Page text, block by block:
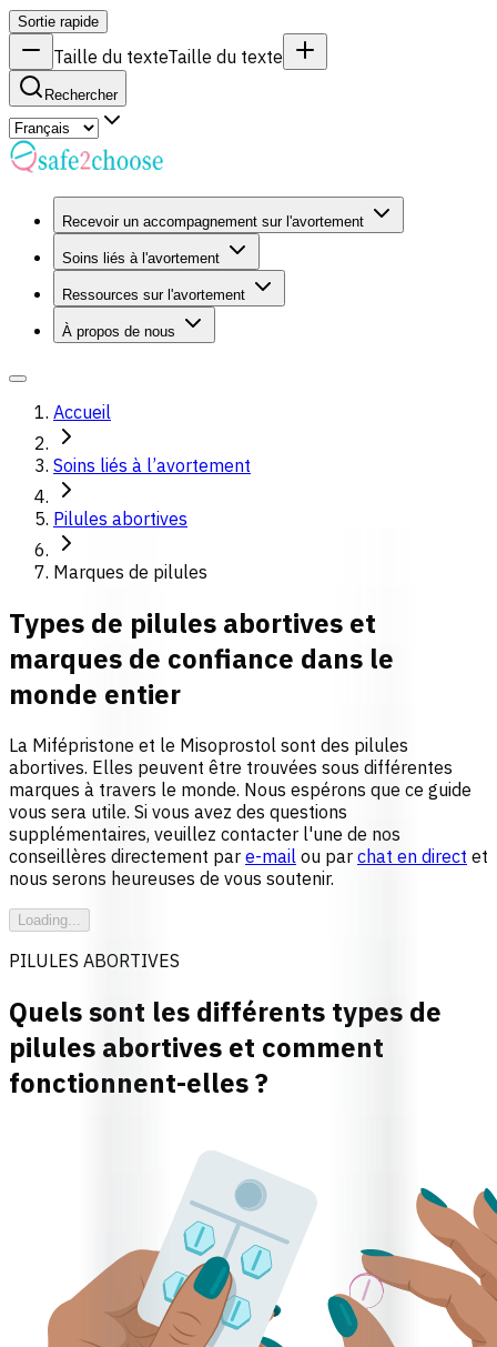
Sortie rapide
Taille du texteTaille du texte
Rechercher
Recevoir un accompagnement sur l'avortement
Soins liés à l'avortement
Ressources sur l'avortement
À propos de nous
Accueil
Soins liés à l’avortement
Pilules abortives
Marques de pilules
Types de pilules abortives et
marques de confiance dans le
monde entier
La Mifépristone et le Misoprostol sont des pilules
abortives. Elles peuvent être trouvées sous différentes
marques à travers le monde. Nous espérons que ce guide
vous sera utile. Si vous avez des questions
supplémentaires, veuillez contacter l'une de nos
conseillères directement par e-mail ou par chat en direct et
nous serons heureuses de vous soutenir.
Loading...
PILULES ABORTIVES
Quels sont les différents types de
pilules abortives et comment
fonctionnent-elles ?